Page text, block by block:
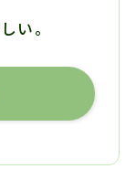
い。